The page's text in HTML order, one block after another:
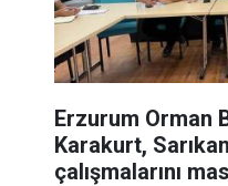
Erzurum Orman
Karakurt,
çalışmalarını